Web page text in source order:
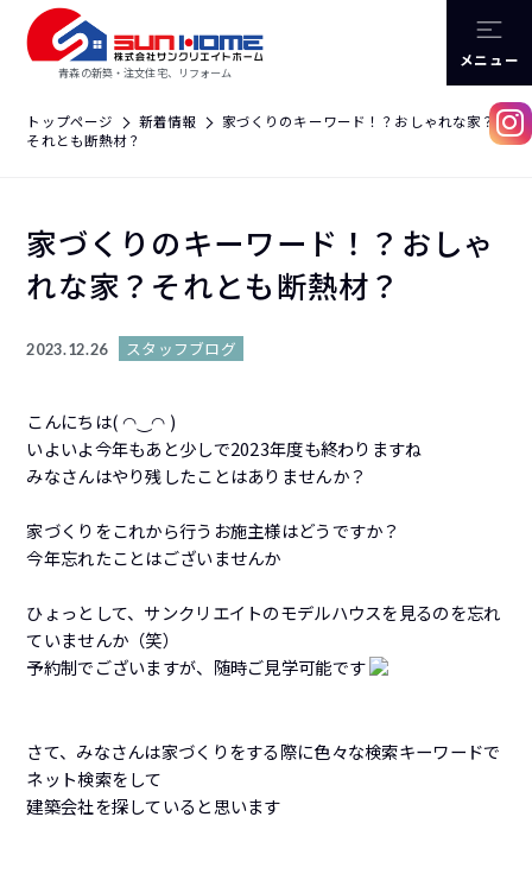
青森の新築・注文住宅、リフォーム
メニュー
トップページ 新着情報
家づくりのキーワード！？おしゃれな家？
それとも断熱材？
家づくりのキーワード！？おしゃ
れな家？それとも断熱材？
2023.12.26 スタッフブログ
こんにちは( ◠‿◠ )
いよいよ今年もあと少しで2023年度も終わりますね
みなさんはやり残したことはありませんか？
家づくりをこれから行うお施主様はどうですか？
今年忘れたことはございませんか
ひょっとして、サンクリエイトのモデルハウスを見るのを忘れ
ていませんか（笑）
予約制でございますが、随時ご見学可能です
さて、みなさんは家づくりをする際に色々な検索キーワードで
ネット検索をして
建築会社を探していると思います